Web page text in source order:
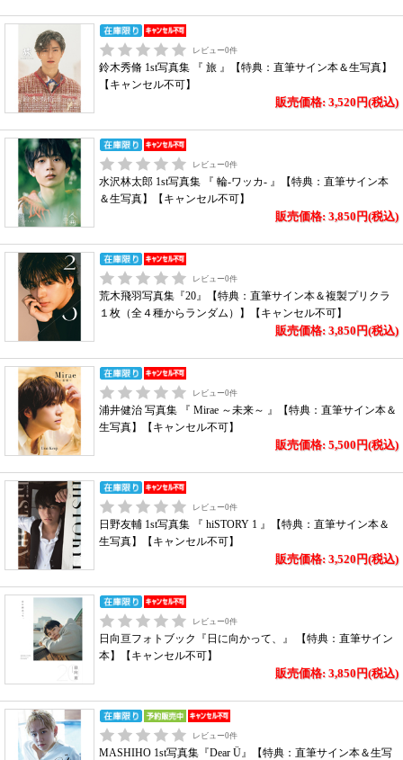
レビュー0件
鈴木秀脩 1st写真集 『 旅 』【特典：直筆サイン本＆生写真】
【キャンセル不可】
販売価格: 3,520円(税込)
レビュー0件
水沢林太郎 1st写真集 『 輪-ワッカ- 』【特典：直筆サイン本
＆生写真】【キャンセル不可】
販売価格: 3,850円(税込)
レビュー0件
荒木飛羽写真集『20』【特典：直筆サイン本＆複製プリクラ
１枚（全４種からランダム）】【キャンセル不可】
販売価格: 3,850円(税込)
レビュー0件
浦井健治 写真集 『 Mirae ～未来～ 』【特典：直筆サイン本＆
生写真】【キャンセル不可】
販売価格: 5,500円(税込)
レビュー0件
日野友輔 1st写真集 『 hiSTORY 1 』【特典：直筆サイン本＆
生写真】【キャンセル不可】
販売価格: 3,520円(税込)
レビュー0件
日向亘フォトブック『日に向かって、』 【特典：直筆サイン
本】【キャンセル不可】
販売価格: 3,850円(税込)
レビュー0件
MASHIHO 1st写真集『Dear Ü』【特典：直筆サイン本＆生写